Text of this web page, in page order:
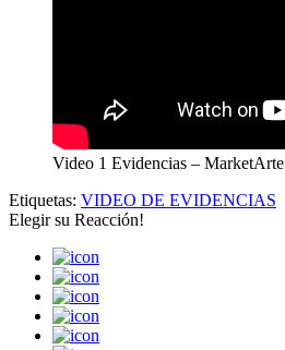
Video 1 Evidencias – MarketArte
Etiquetas: VIDEO DE EVIDENCIAS
Elegir su Reacción!